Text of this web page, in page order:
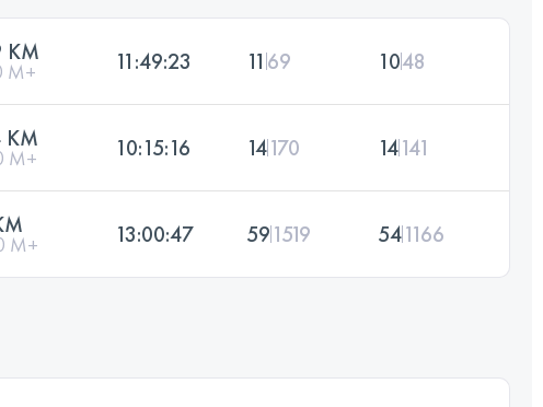
KM
M+ 11:49:23 11 69 1048
KM
M+ 10:15:16 14170 14141
M+ 13:00:47 591519 541166